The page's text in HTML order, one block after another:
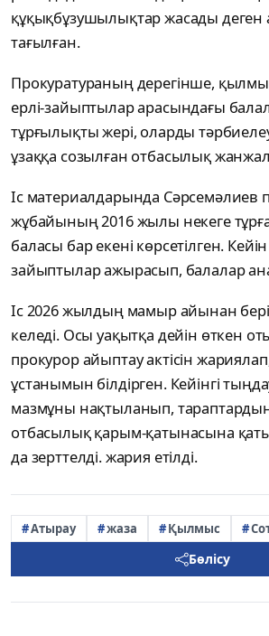
құқықбұзушылықтар жасады деген
тағылған.
Прокуратураның дерегінше,
ерлі-зайыптылар арасындағы
тұрғылықты жері, оларды
ұзаққа созылған отбасылық
Іс материалдарында Сәрсемәлиев
жұбайының 2016 жылы некеге
баласы бар екені көрсетілген. Кейін
зайыптылар ажырасып, балалар
Іс 2026 жылдың мамыр айынан
келеді. Осы уақытқа дейін өткен
прокурор айыптау актісін
ұстанымын білдірген. Кейінгі
мазмұны нақтыланып,
отбасылық қарым-қатынасына
да зерттелді. жария етілді.
Атырау жаза Қылмыс
Бөлісу